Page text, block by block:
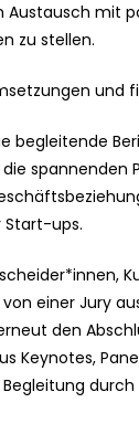
Austausch mit
zu stellen.
und
begleitende
spannenden
Start-ups.
einer Jury
den
Keynotes,